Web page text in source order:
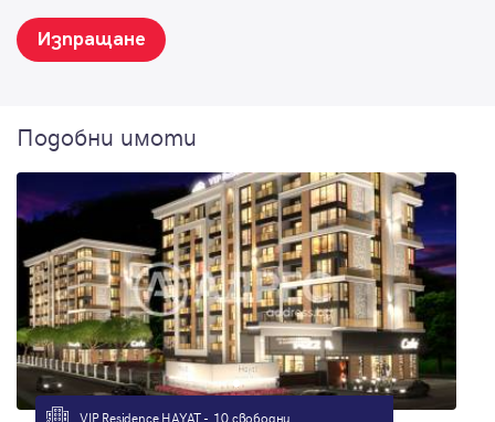
Изпращане
Подобни имоти
VIP Residence HAYAT - 10 свободни